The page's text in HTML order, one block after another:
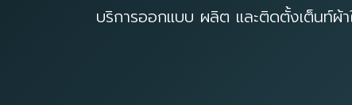
บริการออกแบบ ผลิต และติดตั้งเต็นท์ผ้